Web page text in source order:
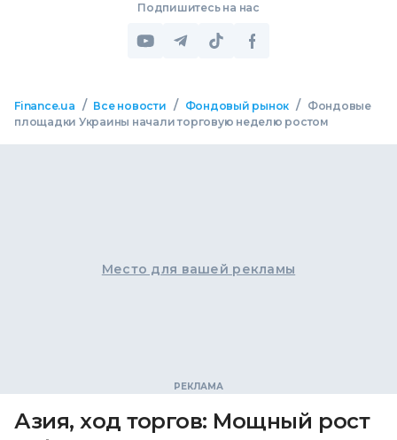
Подпишитесь на нас
Finance.ua / Все новости / Фондовый рынок /
Фондовые
площадки Украины начали торговую неделю ростом
Место для вашей рекламы
Азия, ход торгов: Мощный рост